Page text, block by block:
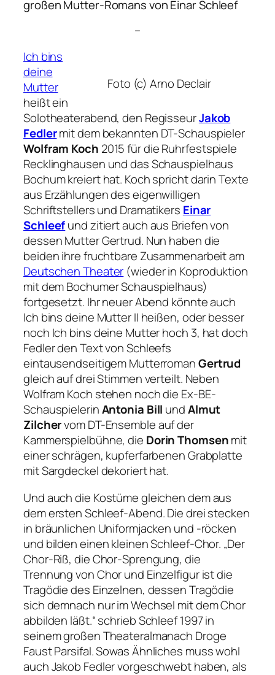
großen Mutter-Romans von Einar Schleef
–
Foto (c) Arno Declair
Ich bins
deine
Mutter
heißt ein
Solotheaterabend, den RegisseurJakob
Fedlermit dem bekannten DT-Schauspieler
Wolfram Koch 2015 für die Ruhrfestspiele
Recklinghausen und das Schauspielhaus
Bochum kreiert hat. Koch spricht darin Texte
aus Erzählungen des eigenwilligen
Schriftstellers und Dramatikers Einar
Schleefund zitiert auch aus Briefen von
dessen Mutter Gertrud. Nun haben die
beiden ihre fruchtbare Zusammenarbeit am
Deutschen Theater (wieder in Koproduktion
mit dem Bochumer Schauspielhaus)
fortgesetzt. Ihr neuer Abend könnte auch
Ich bins deine Mutter II heißen, oder besser
noch Ich bins deine Mutter hoch 3, hat doch
Fedler den Text von Schleefs
eintausendseitigem MutterromanGertrud
gleich auf drei Stimmen verteilt. Neben
Wolfram Koch stehen noch die Ex-BE-
SchauspielerinAntonia Bill undAlmut
Zilchervom DT-Ensemble auf der
Kammerspielbühne, die Dorin Thomsenmit
einer schrägen, kupferfarbenen Grabplatte
mit Sargdeckel dekoriert hat.
Und auch die Kostüme gleichen dem aus
dem ersten Schleef-Abend. Die drei stecken
in bräunlichen Uniformjacken und -röcken
und bilden einen kleinen Schleef-Chor. „Der
Chor-Riß, die Chor-Sprengung, die
Trennung von Chor und Einzelfigur ist die
Tragödie des Einzelnen, dessen Tragödie
sich demnach nur im Wechsel mit dem Chor
abbilden läßt.“schrieb Schleef 1997 in
seinem großen Theateralmanach Droge
Faust Parsifal. Sowas Ähnliches muss wohl
auch Jakob Fedler vorgeschwebt haben, als